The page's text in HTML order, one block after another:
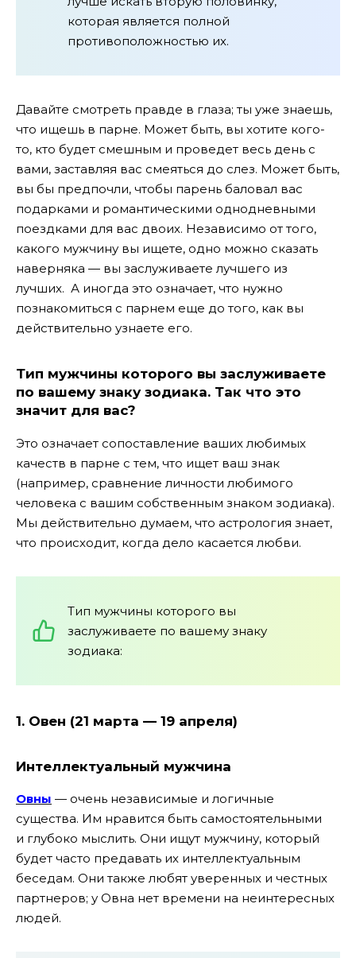
которая является полной
противоположностью их.
Давайте смотреть правде в глаза; ты уже знаешь,
что ищешь в парне. Может быть, вы хотите кого-
то, кто будет смешным и проведет весь день с
вами, заставляя вас смеяться до слез. Может быть,
вы бы предпочли, чтобы парень баловал вас
подарками и романтическими однодневными
поездками для вас двоих. Независимо от того,
какого мужчину вы ищете, одно можно сказать
наверняка — вы заслуживаете лучшего из
лучших. А иногда это означает, что нужно
познакомиться с парнем еще до того, как вы
действительно узнаете его.
Тип мужчины которого вы заслуживаете
по вашему знаку зодиака. Так что это
значит для вас?
Это означает сопоставление ваших любимых
качеств в парне с тем, что ищет ваш знак
(например, сравнение личности любимого
человека с вашим собственным знаком зодиака).
Мы действительно думаем, что астрология знает,
что происходит, когда дело касается любви.
Тип мужчины которого вы
заслуживаете по вашему знаку
зодиака:
1. Овен (21 марта — 19 апреля)
Интеллектуальный мужчина
Овны — очень независимые и логичные
существа. Им нравится быть самостоятельными
и глубоко мыслить. Они ищут мужчину, который
будет часто предавать их интеллектуальным
беседам. Они также любят уверенных и честных
партнеров; у Овна нет времени на неинтересных
людей.